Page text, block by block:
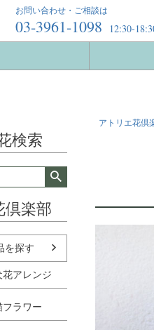
お問い合わせ・ご相談は
03-3961-1098 12:30-
検索
倶楽部
を探す
アレンジ
ラワー
アトリエ花倶